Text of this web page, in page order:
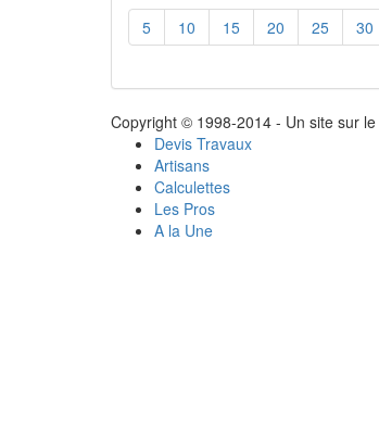
5 10 15 20 25 30
Copyright © 1998-2014 - Un site sur le
Devis Travaux
Artisans
Calculettes
Les Pros
A la Une